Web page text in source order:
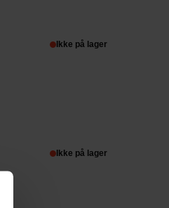
Ikke på lager
Ikke på lager